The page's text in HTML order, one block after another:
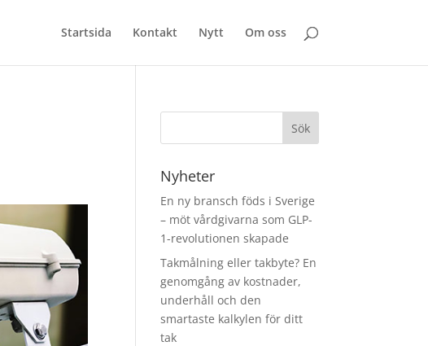
Startsida Kontakt Nytt Om oss
Nyheter
En ny bransch föds i Sverige
– möt vårdgivarna som GLP-
1-revolutionen skapade
Takmålning eller takbyte? En
genomgång av kostnader,
underhåll och den
smartaste kalkylen för ditt
tak